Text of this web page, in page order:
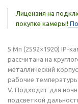
Лицензия на
покупке камеры!
5 Мп (2592×1920) IP-
рассчитана на
металлический
рабочие
V. Подходит для
подсветкой